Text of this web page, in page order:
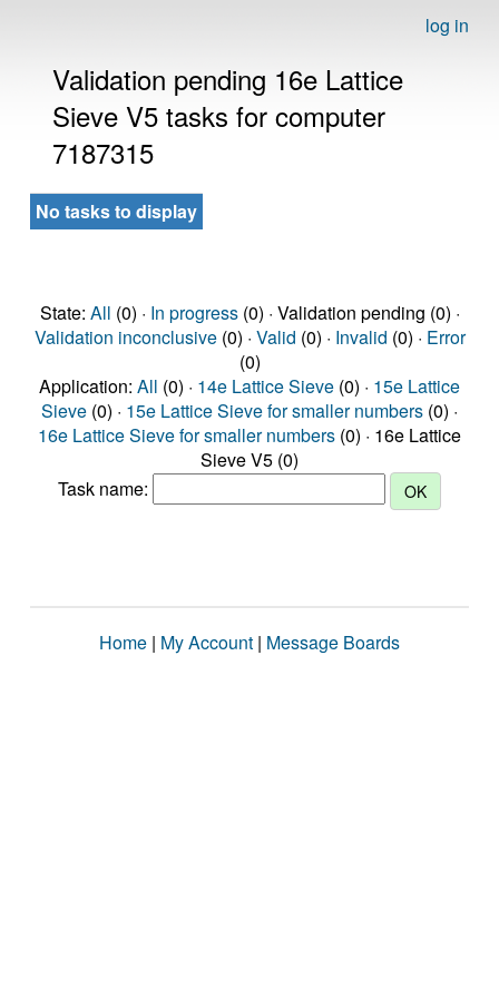
log in
Validation pending 16e Lattice
Sieve V5 tasks for computer
7187315
No tasks to display
State: All (0) · In progress(0) · Validation pending (0) ·
Validation inconclusive(0) · Valid (0) · Invalid (0) · Error
(0)
Application: All (0) · 14e Lattice Sieve (0) · 15e Lattice
Sieve (0) · 15e Lattice Sieve for smaller numbers (0) ·
16e Lattice Sieve for smaller numbers (0) · 16e Lattice
Sieve V5 (0)
Task name:
Home | My Account | Message Boards